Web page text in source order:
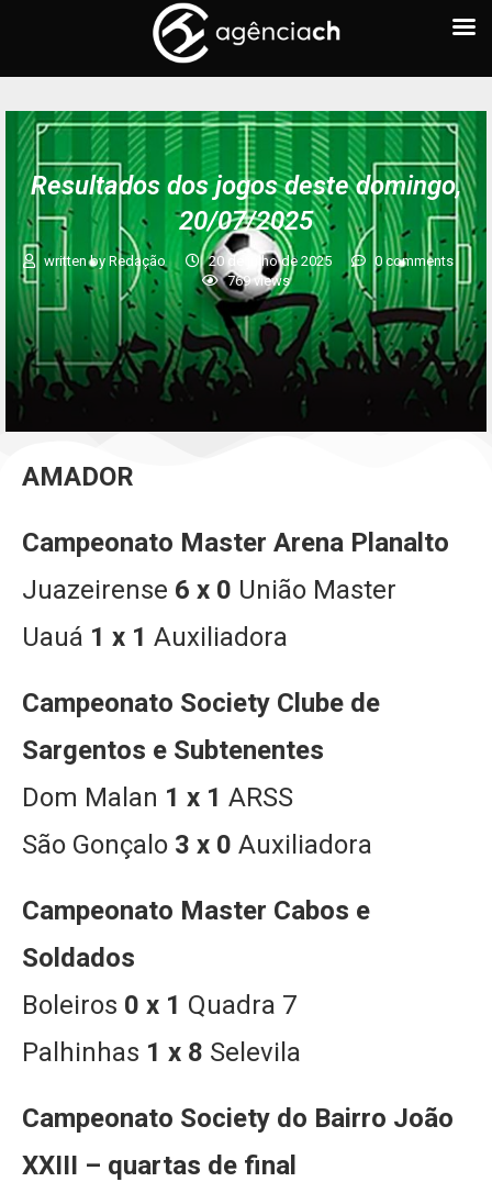
Resultados dos jogos deste domingo,
20/07/2025
written by Redação 20 de julho de 2025
0 comments
769views
AMADOR
Campeonato Master Arena Planalto
Juazeirense 6 x 0 União Master
Uauá 1 x 1 Auxiliadora
Campeonato Society Clube de
Sargentos e Subtenentes
Dom Malan 1 x 1 ARSS
São Gonçalo 3 x 0 Auxiliadora
Campeonato Master Cabos e
Soldados
Boleiros 0 x 1 Quadra 7
Palhinhas 1 x 8 Selevila
Campeonato Society do Bairro João
XXIII – quartas de final